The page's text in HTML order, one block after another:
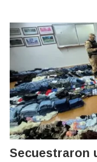
Secuestraron